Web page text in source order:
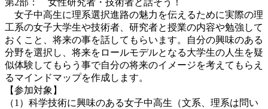
女子中高生に理系選択進路の魅力を伝えるために実際の理
工系の女子大学生や技術者、研究者と授業の内容や勉強して
おくこと、将来の事を話してもらいます。自分の興味のある
分野を選択し、将来をロールモデルとなる大学生の人生を疑
似体験してもらう事で自分の将来のイメージを考えてもらえ
るマインドマップを作成します。
【参加対象】
（1）科学技術に興味のある女子中高生（文系、理系は問い